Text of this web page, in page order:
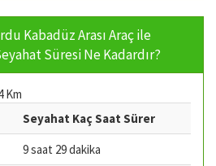
Kabadüz Arası Araç ile
Süresi Ne Kadardır?
Km
Seyahat Kaç Saat Sürer
9 saat 29 dakika